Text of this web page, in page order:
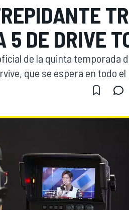
E
5 DE DRIVE
de la quinta temporada
que se espera en todo el